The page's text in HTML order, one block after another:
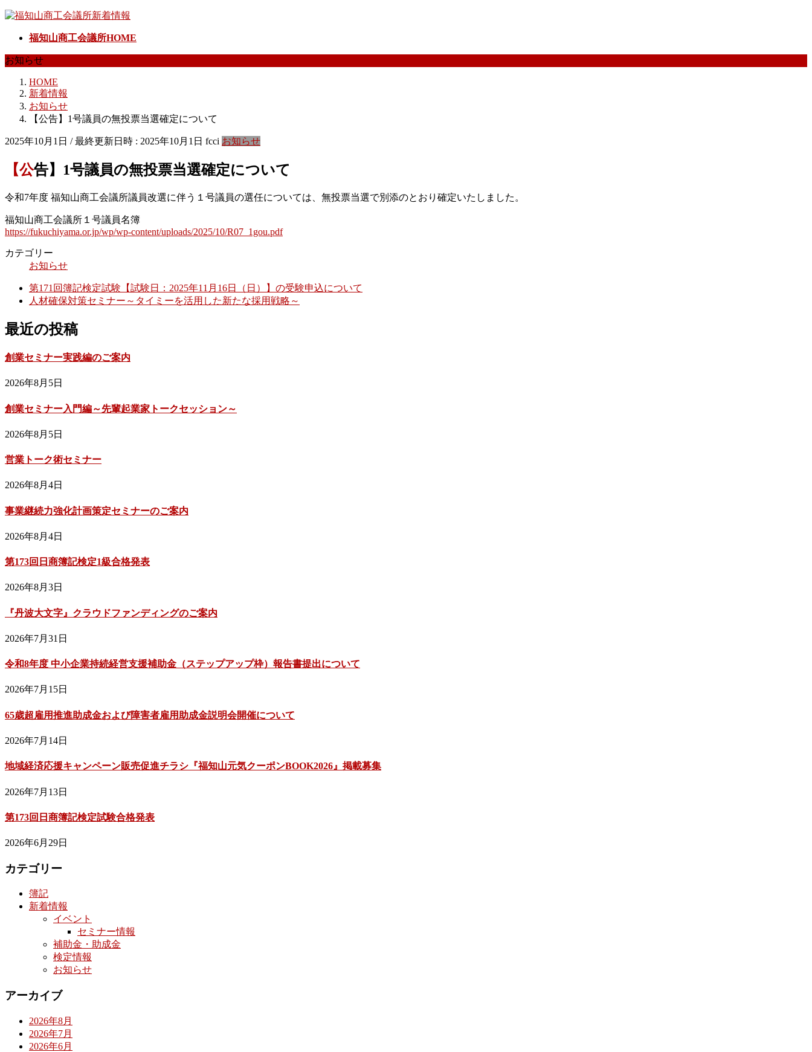
コ
ン
ツ
ナ
ー
シ
福知山商工会議所HOME
お知らせ
HOME
新着情報
お知らせ
【公告】1号議員の無投票当選確定について
2025年10月1日 / 最終更新日時 : 2025年10月1日 fcci お知らせ
【公告】1号議員の無投票当選確定について
令和7年度 福知山商工会議所議員改選に伴う１号議員の選任については、無投票当選で別添のとおり確定いたしました。
福知山商工会議所１号議員名簿
https://fukuchiyama.or.jp/wp/wp-content/uploads/2025/10/R07_1gou.pdf
カテゴリー
お知らせ
第171回簿記検定試験【試験日：2025年11月16日（日）】の受験申込について
人材確保対策セミナー～タイミーを活用した新たな採用戦略～
最近の投稿
創業セミナー実践編のご案内
2026年8月5日
創業セミナー入門編～先輩起業家トークセッション～
2026年8月5日
営業トーク術セミナー
2026年8月4日
事業継続力強化計画策定セミナーのご案内
2026年8月4日
第173回日商簿記検定1級合格発表
2026年8月3日
『丹波大文字』クラウドファンディングのご案内
2026年7月31日
令和8年度 中小企業持続経営支援補助金（ステップアップ枠）報告書提出について
2026年7月15日
65歳超雇用推進助成金および障害者雇用助成金説明会開催について
2026年7月14日
地域経済応援キャンペーン販売促進チラシ『福知山元気クーポンBOOK2026』掲載募集
2026年7月13日
第173回日商簿記検定試験合格発表
2026年6月29日
カテゴリー
簿記
新着情報
イベント
セミナー情報
補助金・助成金
検定情報
お知らせ
アーカイブ
2026年8月
2026年7月
2026年6月